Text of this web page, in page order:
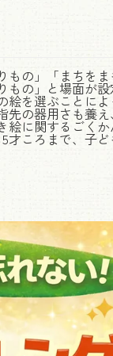
の」「まちを
もの」と場面が
絵を選ぶことに
の器用さも養
に関するごくか
ころまで、子